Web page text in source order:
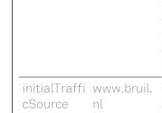
initialTraffi
cSource
www.bruil.
nl